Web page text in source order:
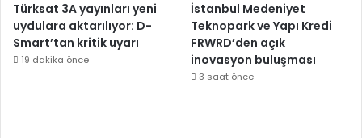
Türksat 3A yayınları yeni
uydulara aktarılıyor: D-
Smart’tan kritik uyarı
19 dakika önce
İstanbul Medeniyet
Teknopark ve Yapı Kredi
FRWRD’den açık
inovasyon buluşması
3 saat önce